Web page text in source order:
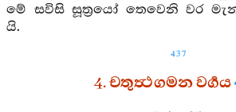
මේ සවිසි සූත්‍රයෝ තෙවෙනි වර
යි.
437
4. චතුත්‍ථගමන වර්‍ගය